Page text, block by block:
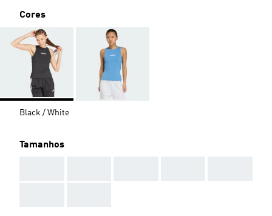
Cores
Black / White
Tamanhos